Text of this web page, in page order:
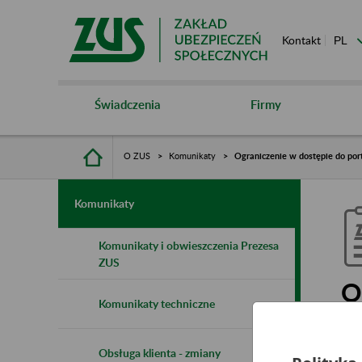
Kontakt
Świadczenia Firmy
O ZUS Komunikaty Ograniczenie w dostępie do
Komunikaty
Komunikaty i obwieszczenia Prezesa
ZUS
Komunikaty techniczne
Obsługa klienta - zmiany